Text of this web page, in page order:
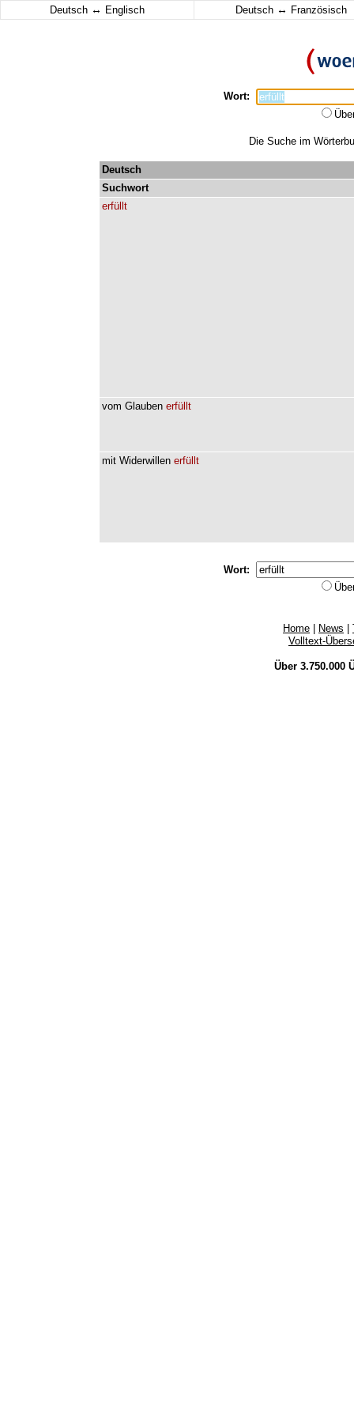
Deutsch ↔ Englisch Deutsch ↔ Französisch
Wort:
Die Suche im
Deutsch
Suchwort
erfüllt
vom Glauben erfüllt
mit Widerwillen erfüllt
Wort:
Home News
Volltext-
Über 3.750.000